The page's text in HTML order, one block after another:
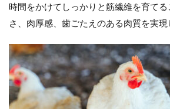
時間をかけてしっかりと筋繊維を育て
さ、肉厚感、歯ごたえのある肉質を実現